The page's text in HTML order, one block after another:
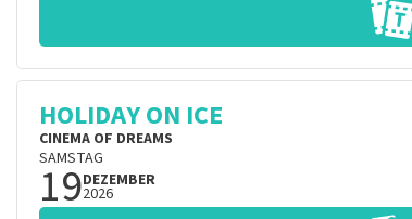
HOLIDAY ON ICE
CINEMA OF DREAMS
SAMSTAG
19DEZEMBER
2026